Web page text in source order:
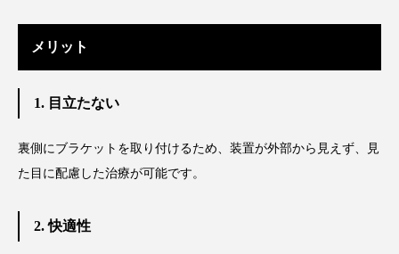
メリット
1. 目立たない
裏側にブラケットを取り付けるため、装置が外部から見えず、見
た目に配慮した治療が可能です。
2. 快適性